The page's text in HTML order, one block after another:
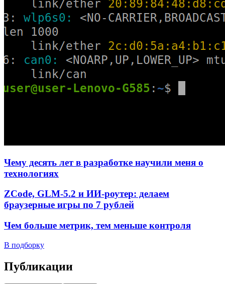
Чему десять лет в разработке научили меня о
технологиях
ZCode, GLM-5.2 и ИИ-роутер: делаем
браузерные игры по 7 рублей
Чем больше метрик, тем меньше контроля
В подборку
Публикации